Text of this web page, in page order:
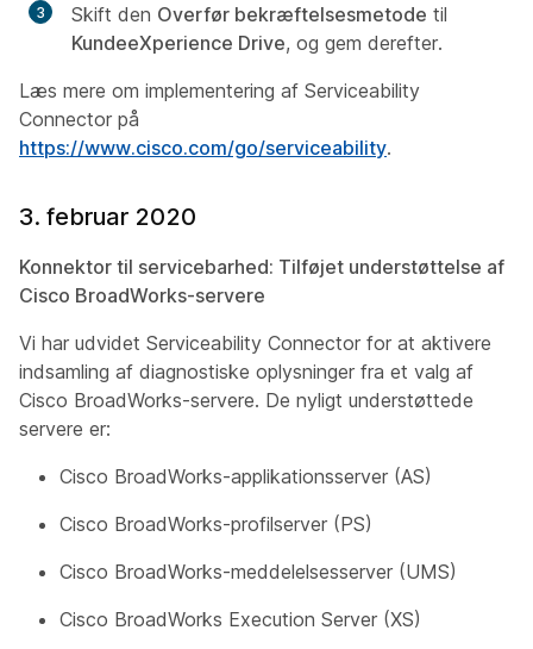
Skift den Overfør bekræftelsesmetode til
KundeeXperience Drive, og gem derefter.
Læs mere om implementering af Serviceability
Connector på
https://www.cisco.com/go/serviceability.
3. februar 2020
Konnektor til servicebarhed: Tilføjet understøttelse af
Cisco BroadWorks-servere
Vi har udvidet Serviceability Connector for at aktivere
indsamling af diagnostiske oplysninger fra et valg af
Cisco BroadWorks-servere. De nyligt understøttede
servere er:
Cisco BroadWorks-applikationsserver (AS)
Cisco BroadWorks-profilserver (PS)
Cisco BroadWorks-meddelelsesserver (UMS)
Cisco BroadWorks Execution Server (XS)